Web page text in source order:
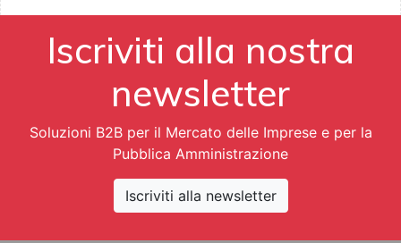
Iscriviti alla nostra
newsletter
Soluzioni B2B per il Mercato delle Imprese e per la
Pubblica Amministrazione
Iscriviti alla newsletter